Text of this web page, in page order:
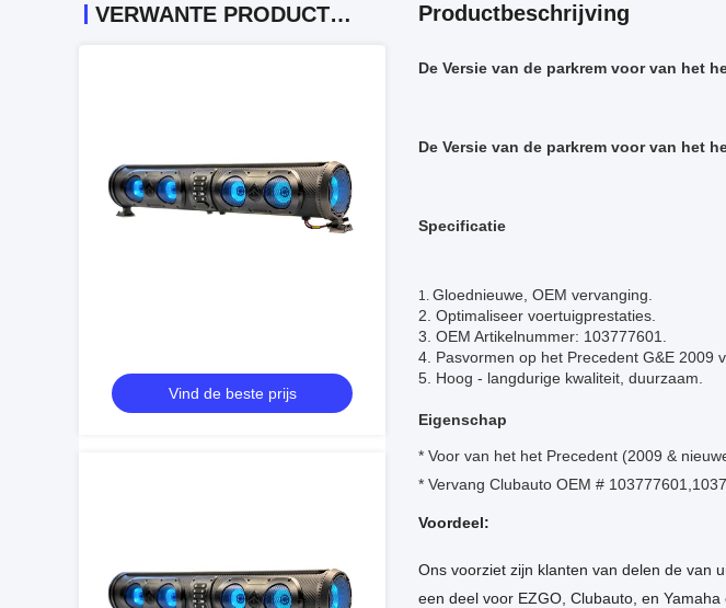
VERWANTE PRODUCTEN
Vind de beste prijs
Productbeschrijving
De Versie van de parkrem voor van het
De Versie van de parkrem voor van het
Specificatie
1. Gloednieuwe, OEM vervanging.
2. Optimaliseer voertuigprestaties.
3. OEM Artikelnummer: 103777601.
4. Pasvormen op het Precedent G&E 2009
5. Hoog - langdurige kwaliteit, duurzaam.
Eigenschap
* Voor van het het Precedent (2009 &
* Vervang Clubauto OEM #
Voordeel:
Ons voorziet zijn klanten van delen de van
een deel voor EZGO, Clubauto, en